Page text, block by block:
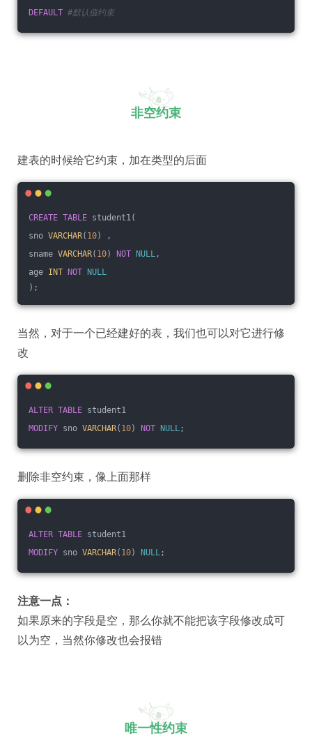
DEFAULT #默认值约束
非空约束
建表的时候给它约束，加在类型的后面
CREATE TABLE student1(
sno VARCHAR( 10) ,
sname VARCHAR( 10) NOT NULL,
age INT NOT
NULL
);
当然，对于一个已经建好的表，我们也可以对它进行修
改
ALTER TABLE student1
MODIFY sno VARCHAR( 10) NOT NULL;
删除非空约束，像上面那样
ALTER TABLE student1
MODIFY sno VARCHAR( 10) NULL;
注意一点：
如果原来的字段是空，那么你就不能把该字段修改成可
以为空，当然你修改也会报错
唯一性约束